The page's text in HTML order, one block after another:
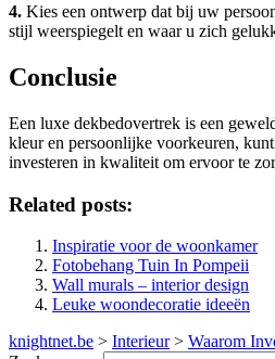
4. Kies een ontwerp dat bij uw
stijl weerspiegelt en waar u zich
Conclusie
Een luxe dekbedovertrek is een
kleur en persoonlijke voorkeuren,
investeren in kwaliteit om ervoor te
Related posts:
Inspiratie voor de woonkamer
Fotobehang Tuin In Pompeii
Wall murals – interior design
Leuke woondecoratie ideeën
knightnet.be > Interieur> Waarom